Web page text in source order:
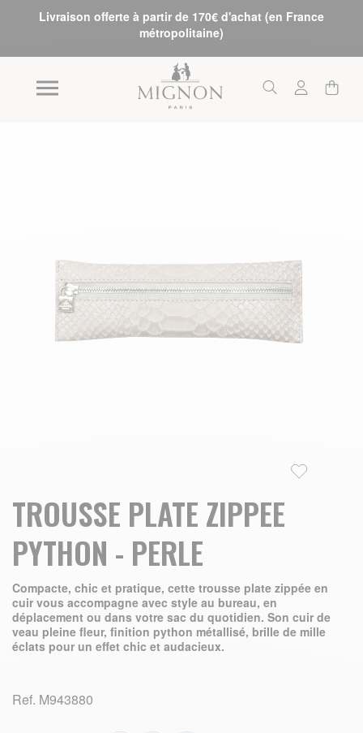
Livraison offerte à partir de 170€ d'achat (en France
métropolitaine)
TROUSSE PLATE ZIPPEE
PYTHON - PERLE
Compacte, chic et pratique, cette trousse plate zippée en
cuir vous accompagne avec style au bureau, en
déplacement ou dans votre sac du quotidien. Son cuir de
veau pleine fleur, finition python métallisé, brille de mille
éclats pour un effet chic et audacieux.
Ref. M943880